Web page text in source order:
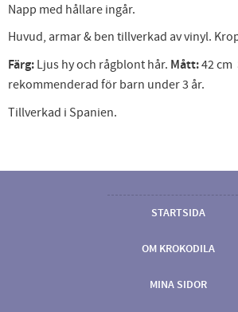
Napp med hållare ingår.
Huvud, armar & ben tillverkad av vinyl.
Färg: Ljus hy och rågblont hår. Mått:42 cm
rekommenderad för barn under 3 år.
Tillverkad i Spanien.
STARTSIDA
OM KROKODILA
MINA SIDOR